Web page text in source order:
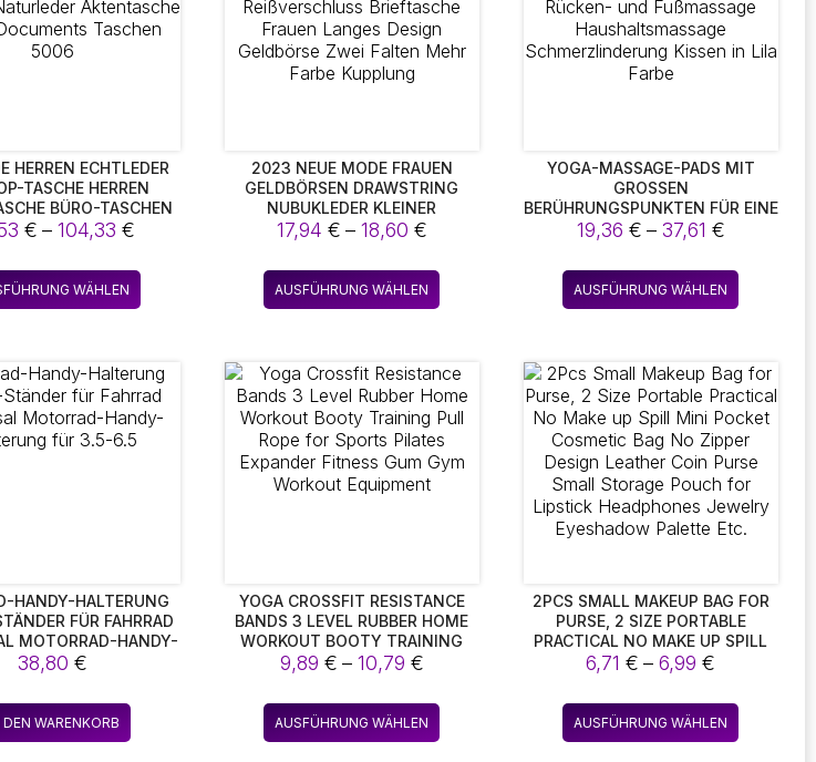
HERREN ECHTLEDER
TASCHE HERREN
BÜRO-TASCHEN
NATURLEDER
TASCHEN 5006
€ – 104,33 €Preisspanne:
bis
104,33 €
WÄHLEN
Dieses
Produkt
Varianten
auf.
Die
werden
2023 NEUE MODE FRAUEN
GELDBÖRSEN DRAWSTRING
NUBUKLEDER KLEINER
GELDBEUTEL REISSVERSCHLUSS B
ESIGN GELDBÖRSE ZWEI F
ALTEN MEHR FARBE KUPPLUNG
17,94 € – 18,60 €Preisspanne:
bis
18,60 €
AUSFÜHRUNG WÄHLEN
Dieses
Produkt
Varianten
auf.
Die
Optionen
können
werden
YOGA-MASSAGE-PADS MIT
GROSSEN B
ERÜHRUNGSPUNKTEN FÜR EINE B
ESSERE NACKEN-, RÜCKEN- U
USHALTSMASSAGE SC
HMERZLINDERUNG KISSEN IN LI
LA FARBE
19,36 € – 37,61 €
bis
37,61 €
AUSFÜHRUNG WÄHLEN
Dieses
Produkt
Varianten
auf.
Die
Optionen
können
auf
der
werden
HANDY-HALTERUNG
FÜR FAHRRAD
MOTORRAD-HANDY-
FÜR 3.5-6.5
38,80€
DEN WARENKORB
YOGA CROSSFIT RESISTANCE
BANDS 3 LEVEL RUBBER HOME
WORKOUT BOOTY TRAINING
PULL ROPE FOR SPORTS PILATES
WORKOUT EQUIPMENT
9,89 € – 10,79 €Preisspanne:
bis
10,79 €
AUSFÜHRUNG WÄHLEN
Dieses
Produkt
2PCS SMALL MAKEUP BAG FOR
PURSE, 2 SIZE PORTABLE
PRACTICAL NO MAKE UP SPILL
MINI POCKET COSMETIC BAG NO
PURSE SMALL STORAGE POUCH
FOR LIPSTICK HEADPHONES
JEWELRY EYESHADOW PALETTE
6,71€ –6,99€
bis
6,99 €
AUSFÜHRUNG WÄHLEN
Dieses
Produkt